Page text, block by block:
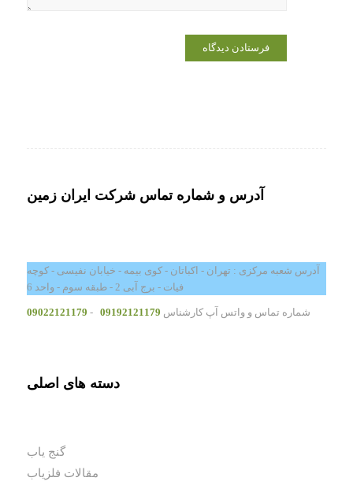
آدرس و شماره تماس شرکت ایران زمین
آدرس شعبه مرکزی : تهران - اکباتان - کوی بیمه - خیابان نفیسی - کوچه
فیات - برج آبی 2 - طبقه سوم - واحد 6
شماره تماس و واتس آپ کارشناس 09192121179
-
09022121179
دسته های اصلی
گنج یاب
مقالات فلزیاب